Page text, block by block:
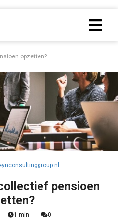
opzetten?
pensioen
1 min 0